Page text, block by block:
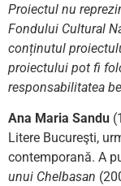
Proiectul nu
Fondului Cultural
conținutul
proiectului pot fi
responsabilitatea
Ana Maria Sandu
Litere Bucureşti,
contemporană. A
unui Chelbasan